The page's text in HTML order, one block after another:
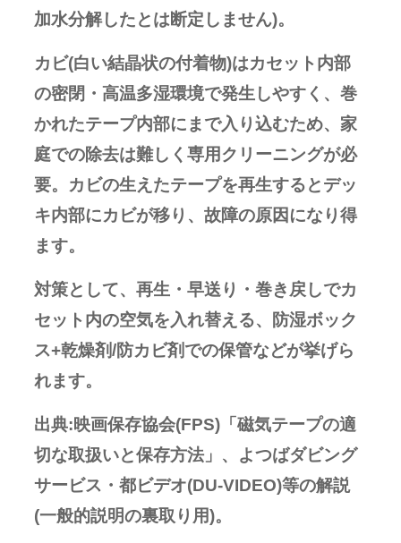
加水分解したとは断定しません)。
カビ(白い結晶状の付着物)はカセット内部
の密閉・高温多湿環境で発生しやすく、巻
かれたテープ内部にまで入り込むため、家
庭での除去は難しく専用クリーニングが必
要。カビの生えたテープを再生するとデッ
キ内部にカビが移り、故障の原因になり得
ます。
対策として、再生・早送り・巻き戻しでカ
セット内の空気を入れ替える、防湿ボック
ス+乾燥剤/防カビ剤での保管などが挙げら
れます。
出典:映画保存協会(FPS)「磁気テープの適
切な取扱いと保存方法」、よつばダビング
サービス・都ビデオ(DU-VIDEO)等の解説
(一般的説明の裏取り用)。